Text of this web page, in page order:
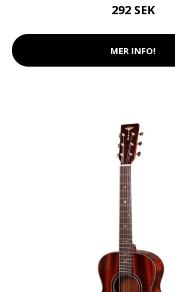
292 SEK
MER INFO!